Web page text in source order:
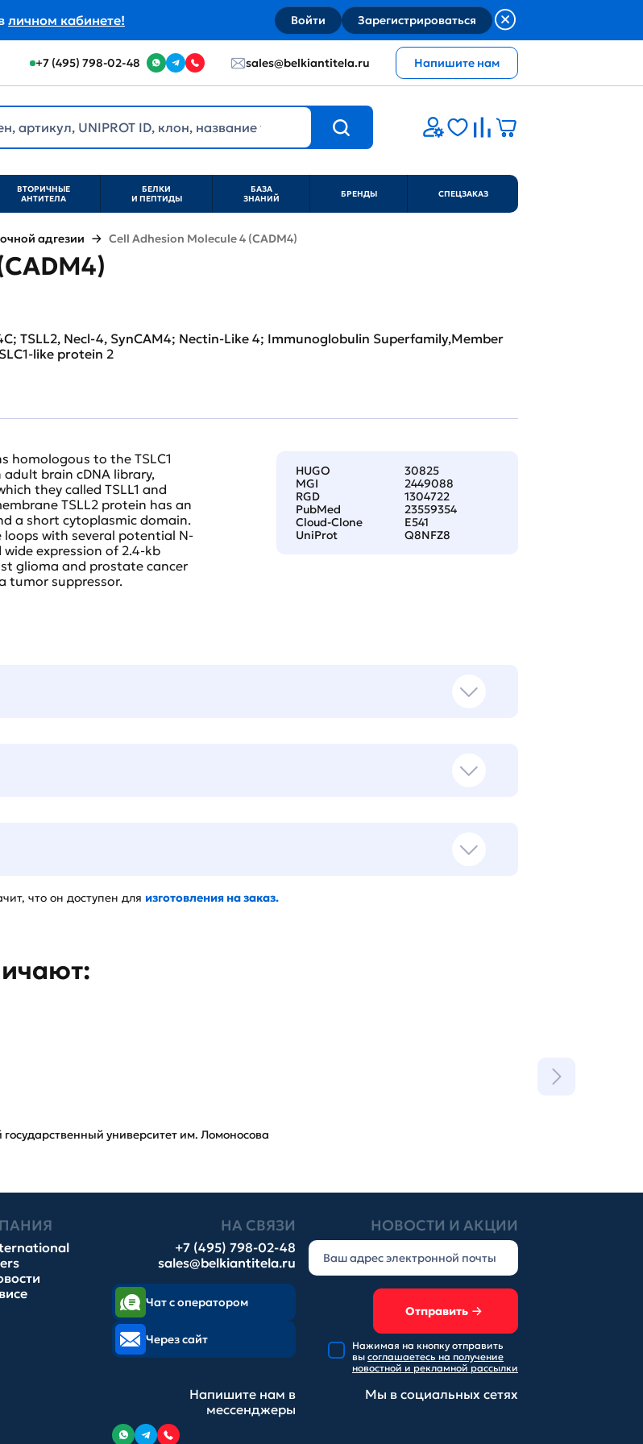
личном кабинете! Войти Зарегистрироваться
+7 (495) 798-02-48 sales@belkiantitela.ru Напишите нам
ВТОРИЧНЫЕ
АНТИТЕЛА
БЕЛКИ
И ПЕПТИДЫ
БАЗА
ЗНАНИЙ
БРЕНДЫ СПЕЦЗАКАЗ
адгезии Cell Adhesion Molecule 4 (CADM4)
TSLL2, Necl-4, SynCAM4; Nectin-Like 4; Immunoglobulin Superfamily,Member
like protein 2
HUGO
30825
MGI
2449088
RGD
1304722
PubMed
23559354
Cloud-Clone
E541
UniProt
Q8NFZ8
homologous to the TSLC1
adult brain cDNA library,
they called TSLL1 and
TSLL2 protein has an
a short cytoplasmic domain.
loops with several potential N-
expression of 2.4-kb
glioma and prostate cancer
tumor suppressor.
что он доступен для изготовления на заказ.
государственный университет им. Ломоносова
НА СВЯЗИ
+7 (495) 798-02-48
sales@belkiantitela.ru
НОВОСТИ И АКЦИИ
Отправить
Нажимая на кнопку отправить
вы соглашаетесь на получение
новостной и рекламной рассылки
Чат с оператором
Через сайт
Напишите нам в
мессенджеры
Мы в социальных сетях